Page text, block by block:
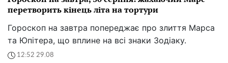
перетворить кінець літа на тортури
Гороскоп на завтра попереджає про злиття Марса
та Юпітера, що вплине на всі знаки Зодіаку.
12:52 29.08